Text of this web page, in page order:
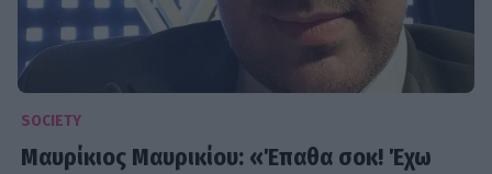
SOCIETY
Μαυρίκιος Μαυρικίου: «Έπαθα σοκ! Έχω